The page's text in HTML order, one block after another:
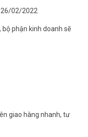
26/02/2022
phận kinh doanh sẽ
giao hàng nhanh, tư